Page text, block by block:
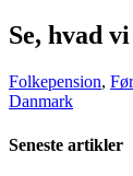
Se, hvad
Folkepension,
Danmark
Seneste artikler